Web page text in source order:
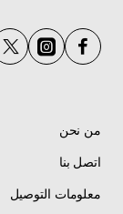
من نحن
اتصل بنا
معلومات التوصيل